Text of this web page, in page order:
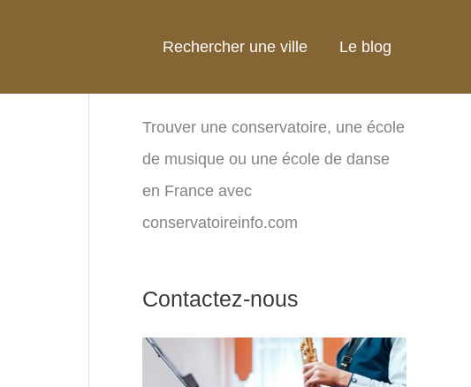
Rechercher une ville Le blog
Trouver une conservatoire, une école
de musique ou une école de danse
en France avec
conservatoireinfo.com
Contactez-nous